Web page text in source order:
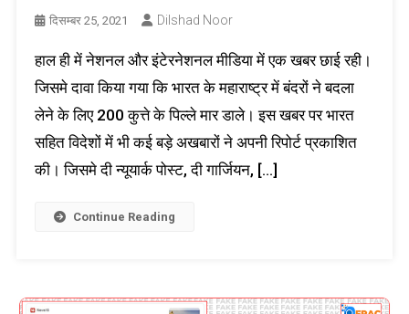
दिसम्बर 25, 2021 Dilshad Noor
हाल ही में नेशनल और इंटेरनेशनल मीडिया में एक खबर छाई रही।
जिसमे दावा किया गया कि भारत के महाराष्ट्र में बंदरों ने बदला
लेने के लिए 200 कुत्ते के पिल्ले मार डाले। इस खबर पर भारत
सहित विदेशों में भी कई बड़े अखबारों ने अपनी रिपोर्ट प्रकाशित
की। जिसमे दी न्यूयार्क पोस्ट, दी गार्जियन, […]
Continue Reading